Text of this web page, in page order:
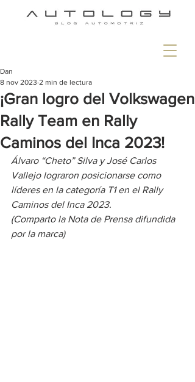
¡Gran logro del Volkswagen
Rally Team en Rally
Caminos del Inca 2023!
Dan
8 nov 2023 2 min de lectura
Álvaro “Cheto” Silva y José Carlos
Vallejo lograron posicionarse como
líderes en la categoría T1 en el Rally
Caminos del Inca 2023.
(Comparto la Nota de Prensa difundida
por la marca)